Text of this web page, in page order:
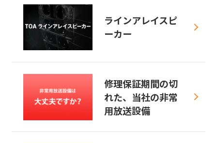
ラインアレイスピ
ーカー
修理保証期間の切
れた、当社の非常
用放送設備